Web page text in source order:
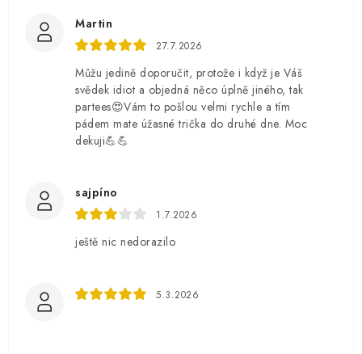
Martin
27.7.2026
Můžu jedině doporučit, protože i když je Váš
svědek idiot a objedná něco úplně jiného, tak
partees😍Vám to pošlou velmi rychle a tím
pádem mate úžasné trička do druhé dne. Moc
dekuji💪💪
sajpíno
1.7.2026
ještě nic nedorazilo
5.3.2026